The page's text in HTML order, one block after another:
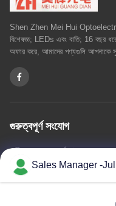
Shen Zhen Mei Hui
বিশেষজ্ঞ; LEDs এবং বাতি; 16 বছর
অফার করে, আমাদের পণ্যগুলি আপনাকে
গুরুত্বপূর্ণ সংযোগ
বাড়িআমাদের সম্পর্কেপণ্যআমাদের
Sales Manager -